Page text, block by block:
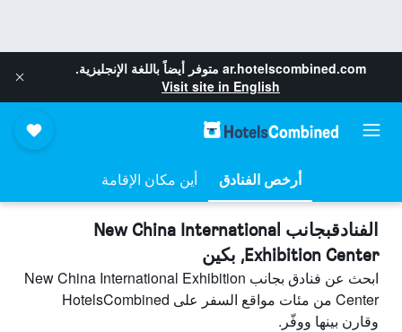
ar.hotelscombined.com متوفر أيضاً باللغة الإنجليزية.
Visit site in English
أرخص الفنادق أين مكان الإقامة
الفنادقبجانب New China International
Exhibition Center, بكين
ابحث عن فنادق بجانب New China International Exhibition
Center من مئات مواقع السفر على HotelsCombined
وقارن بينها ووفّر.